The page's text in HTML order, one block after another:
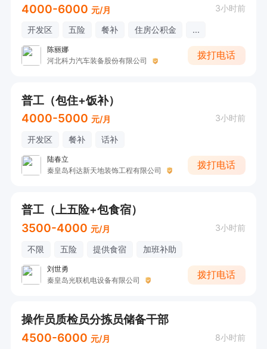
4000-6000 元/月 3小时前
开发区 五险 餐补 住房公积金 ...
陈丽娜
河北科力汽车装备股份有限公司
拨打电话
普工（包住+饭补）
4000-5000 元/月 3小时前
开发区 餐补 话补
陆春立
秦皇岛利达新天地装饰工程有限公司
拨打电话
普工（上五险+包食宿）
3500-4000 元/月 3小时前
不限 五险 提供食宿 加班补助
刘世勇
秦皇岛光联机电设备有限公司
拨打电话
操作员质检员分拣员储备干部
4500-6000 元/月 8小时前